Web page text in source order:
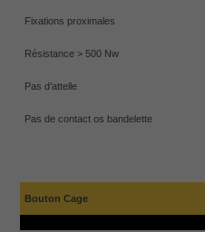
Fixations proximales
Résistance > 500 Nw
Pas d’attelle
Pas de contact os bandelette
Bouton Cage